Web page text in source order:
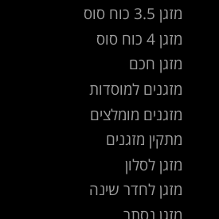
מזגן 3.5 כוח סוס
מזגן 4 כוח סוס
מזגן חכם
מזגנים למוסדות
מזגנים מומלצים
מתקין מזגנים
מזגן לסלון
מזגן לחדר שינה
מזגן נסתר